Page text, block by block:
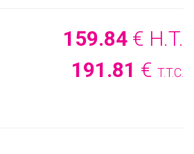
159.84 € H.T.
191 .81 € T.T.C.